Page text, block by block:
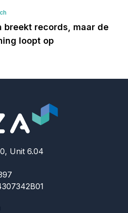
breekt records, maar de
loopt op
Unit 6.04